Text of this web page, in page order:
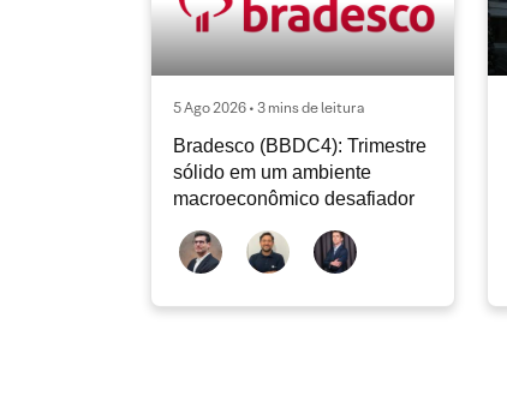
5 Ago 2026 • 3 mins de leitura
Bradesco (BBDC4): Trimestre
sólido em um ambiente
macroeconômico desafiador